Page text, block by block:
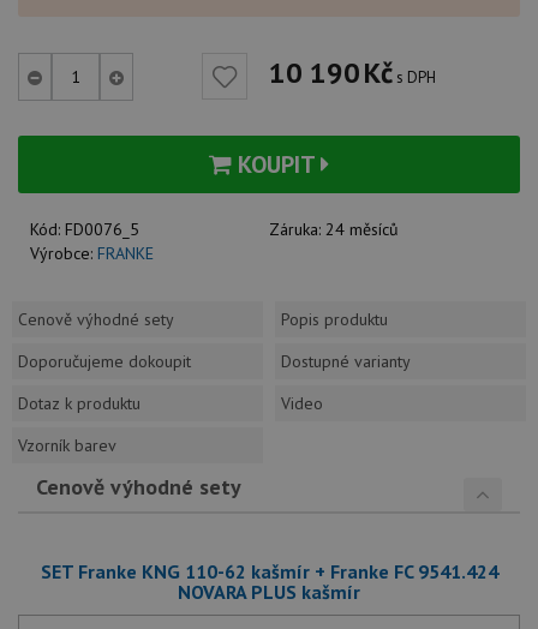
10 190Kč s DPH
KOUPIT
Kód: FD0076_5 Záruka: 24 měsíců
Výrobce: FRANKE
Cenově výhodné sety
Popis produktu
Doporučujeme dokoupit
Dostupné varianty
Dotaz k produktu
Video
Vzorník barev
Cenově výhodné sety
SET Franke KNG 110-62 kašmír + Franke FC 9541.424
NOVARA PLUS kašmír